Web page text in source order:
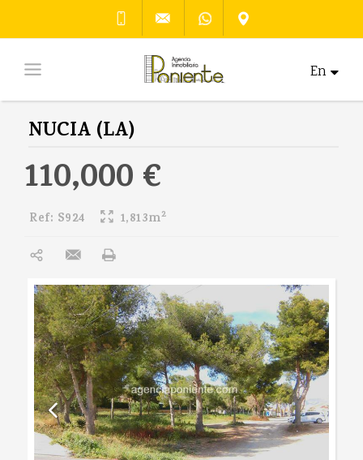
En
NUCIA (LA)
110,000 €
Ref: S924 1,813m2